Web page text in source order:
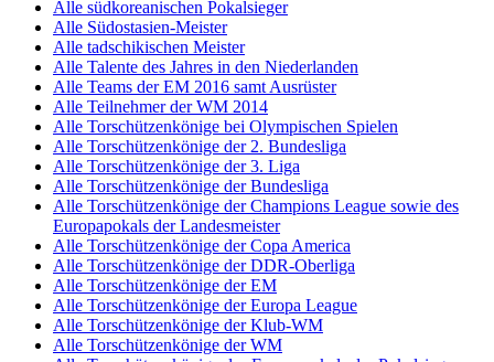
Alle südkoreanischen Pokalsieger
Alle Südostasien-Meister
Alle tadschikischen Meister
Alle Talente des Jahres in den Niederlanden
Alle Teams der EM 2016 samt Ausrüster
Alle Teilnehmer der WM 2014
Alle Torschützenkönige bei Olympischen Spielen
Alle Torschützenkönige der 2. Bundesliga
Alle Torschützenkönige der 3. Liga
Alle Torschützenkönige der Bundesliga
Alle Torschützenkönige der Champions League sowie des
Europapokals der Landesmeister
Alle Torschützenkönige der Copa America
Alle Torschützenkönige der DDR-Oberliga
Alle Torschützenkönige der EM
Alle Torschützenkönige der Europa League
Alle Torschützenkönige der Klub-WM
Alle Torschützenkönige der WM